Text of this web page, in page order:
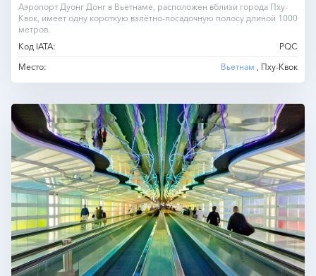
Аэропорт Дуонг Донг в Вьетнаме, расположен вблизи города Пху-
Квок, имеет одну короткую взлётно-посадочную полосу длиной 1000
метров.
Код IATA:
PQC
Место:
Вьетнам , Пху-Квок